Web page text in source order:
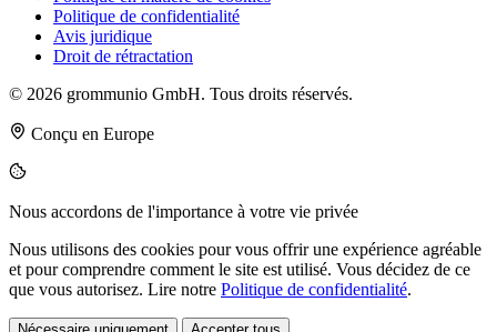
Politique de confidentialité
Avis juridique
Droit de rétractation
© 2026 grommunio GmbH. Tous droits réservés.
Conçu en Europe
Nous accordons de l'importance à votre vie privée
Nous utilisons des cookies pour vous offrir une expérience agréable
et pour comprendre comment le site est utilisé. Vous décidez de ce
que vous autorisez. Lire notre Politique de confidentialité.